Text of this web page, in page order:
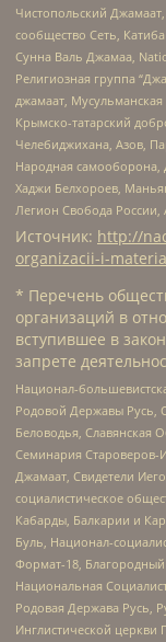
Чистопольский
сообщество Сеть,
Сунна Валь Джамаа,
Религиозная группа
джамаат,
Крымско-татарский
Челебиджихана, Азов,
Народная самооборона,
Хаджи Белхороев,
Легион Свобода России,
Источник: http://
organizacii-i-
* Перечень
организаций в
вступившее в
запрете
Национал-
Родовой Державы Русь,
Беловодья,
Семинария Староверов-
Джамаат, Свидетели
социалистическое
Кабарды, Балкарии и
Буль, Национал-
Формат-18,
Национальная
Родовая Держава Русь,
Инглистической церкви